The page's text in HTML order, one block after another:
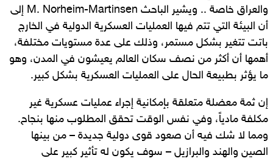
والعراق خاصة .. ويشير الباحث M. Norheim-Martinsen إلى
أن البيئة التي تتم فيها العمليات العسكرية الدولية في الخارج
باتت تتغير بشكل مستمر، وذلك على عدة مستويات مختلفة،
أهمها أن أكثر من نصف سكان العالم يعيشون في المدن، وهو
ما يؤثر بطبيعة الحال على العمليات العسكرية بشكل كبير.
إن ثمة معضلة متعلقة بإمكانية إجراء عمليات عسكرية غير
مكلفة مادياً، وفي نفس الوقت تحقق المطلوب منها بنجاح.
ومما لا شك فيه أن صعود قوى دولية جديدة – من بينها
الصين والهند والبرازيل – سوف يكون له تأثير كبير على